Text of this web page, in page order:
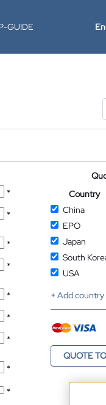
GUIDE
*
*
*
*
*
*
*
*
*
Country
China
EPO
Japan
South
USA
+ Add country
QUOTE